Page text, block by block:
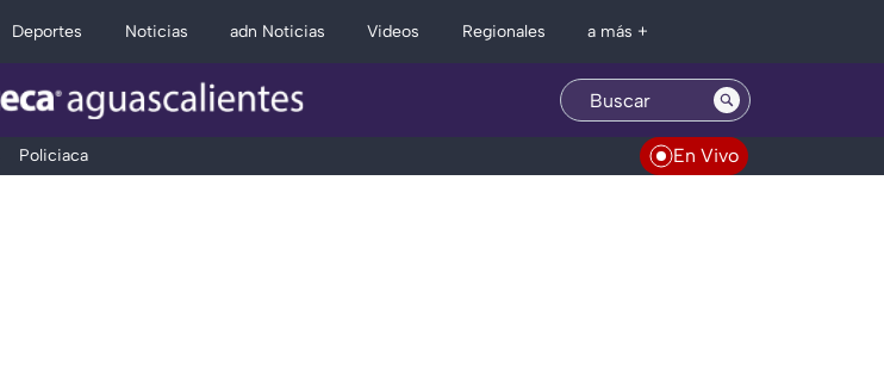
Deportes Noticias adn Noticias Videos Regionales a más +
Policiaca En Vivo